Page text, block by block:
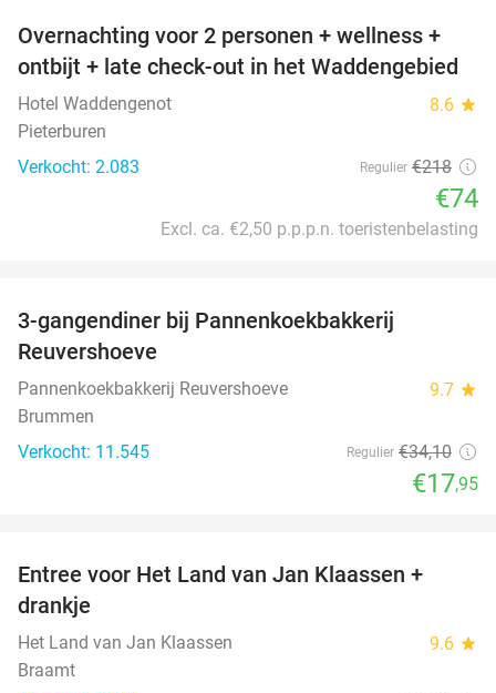
66%
Overnachting voor 2 personen + wellness +
ontbijt + late check-out in het Waddengebied
Hotel Waddengenot 8.6 star
Pieterburen
Verkocht: 2.083
Regulier €218
€74
Excl. ca. €2,50 p.p.p.n. toeristenbelasting
3-gangendiner bij Pannenkoekbakkerij
Reuvershoeve
Pannenkoekbakkerij Reuvershoeve 9.7 star
Brummen
Verkocht: 11.545
Regulier €34,10
€17,95
Entree voor Het Land van Jan Klaassen +
drankje
Het Land van Jan Klaassen 9.6 star
Braamt